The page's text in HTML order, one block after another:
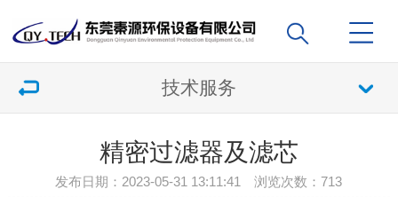
技术服务
精密过滤器及滤芯
发布日期：2023-05-31 13:11:41 浏览次数：713